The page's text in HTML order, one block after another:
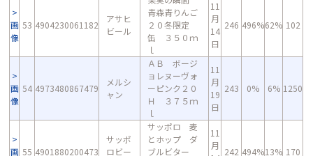
画
像
53 4904230061182
アサヒ
ビール
青森青りんご
２０冬限定
缶 ３５０ｍ
ｌ
11
月
14
日
246 496%62% 102
画
像
54 4973480867479
メルシ
ャン
ＡＢ ボージ
ョレヌーヴォ
ーピンク２０
Ｈ ３７５ｍ
ｌ
11
月
19
日
243 0% 6% 1250
画 55 4901880200473
サッポ
ロビー
サッポロ 麦
とホップ ダ
ブルビター
11
月
242 494%13% 170